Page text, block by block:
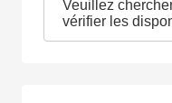
Veuillez
vérifier les